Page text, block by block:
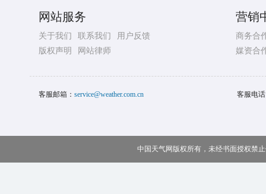
网站服务
关于我们 联系我们
用户反馈
版权声明
网站律师
营销
商务合
媒资合
客服邮箱： service@weather.com.cn 客服电
中国天气网版权所有，未经书面授权